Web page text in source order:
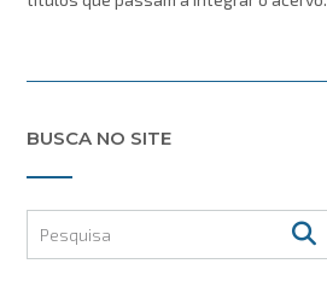
BUSCA NO SITE